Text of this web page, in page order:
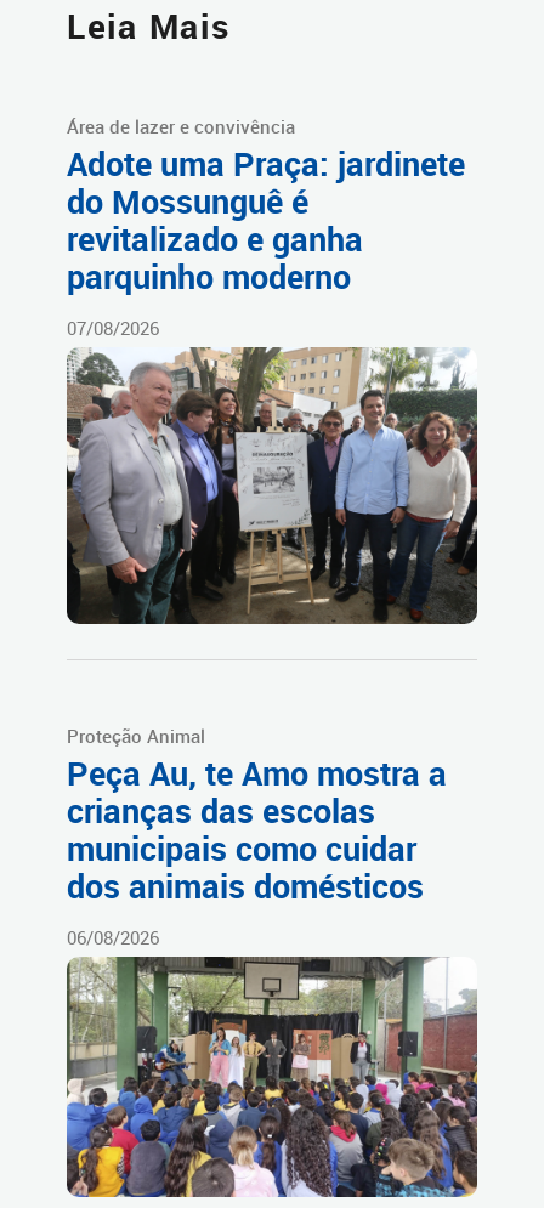
Leia Mais
Área de lazer e convivência
Adote uma Praça: jardinete
do Mossunguê é
revitalizado e ganha
parquinho moderno
07/08/2026
Proteção Animal
Peça Au, te Amo mostra a
crianças das escolas
municipais como cuidar
dos animais domésticos
06/08/2026